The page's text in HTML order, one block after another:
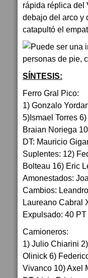
rápida réplica del
debajo del arco y
catapultó el
SÍNTESIS:
Ferro Gral Pico:
1) Gonzalo
5)Ismael Torres
Braian Noriega
DT: Mauricio
Suplentes: 12)
Bolteau 16) Eric
Amonestados:
Cambios:
Laureano Cabral
Expulsado: 40
Camioneros:
1) Julio Chiarini
Olinick 6)
Vivanco 10) Axel